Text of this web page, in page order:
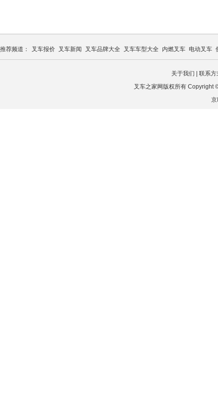
推荐频道： 叉车报价 叉车新闻 叉车品牌大全 叉车车型大全 内燃叉车 电动叉车
关于我们
联系方
叉车之家网版权所有 Copyright